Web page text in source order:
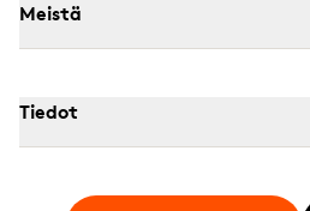
Meistä
Tiedot